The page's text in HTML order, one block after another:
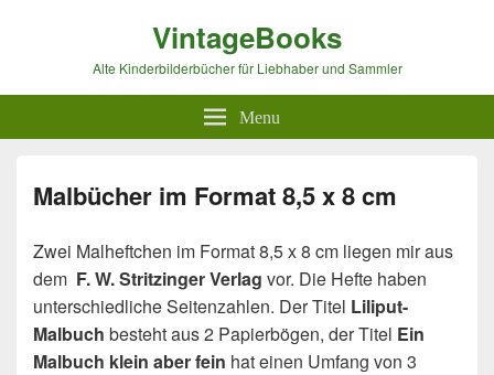
VintageBooks
Alte Kinderbilderbücher für Liebhaber und Sammler
Menu
Malbücher im Format 8,5 x 8 cm
Zwei Malheftchen im Format 8,5 x 8 cm liegen mir aus
dem F. W. Stritzinger Verlag vor. Die Hefte haben
unterschiedliche Seitenzahlen. Der Titel Liliput-
Malbuch besteht aus 2 Papierbögen, der Titel Ein
Malbuch klein aber fein hat einen Umfang von 3